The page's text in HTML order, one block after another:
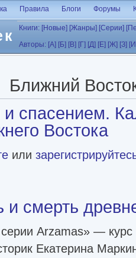
Правила Блоги Форумы
Книги: [Новые] [Жанры] [Серии]
Авторы: [А] [Б] [В] [Г] [Д] [Е] [Ж] [З]
Ближний
спасением.
Востока
и спасением. Календари и праздники
или
смерть
Arzamas» — курс
Екатерина